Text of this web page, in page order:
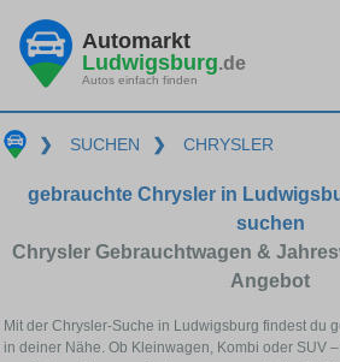
Automarkt
Ludwigsburg.de
Autos einfach finden
❯ SUCHEN ❯ CHRYSLER
gebrauchte Chrysler in
suchen
Chrysler Gebrauchtwagen &
Angebot
Mit der Chrysler-Suche in Ludwigsburg findest du
in deiner Nähe. Ob Kleinwagen, Kombi oder SUV